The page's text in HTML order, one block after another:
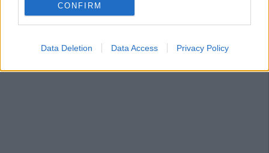
CONFIRM
Data Deletion Data Access Privacy Policy